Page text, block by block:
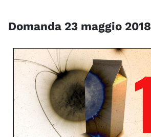
Domanda 23 maggio 2018